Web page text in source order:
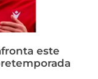
este